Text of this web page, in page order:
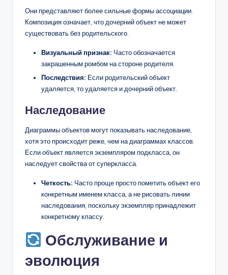
Они представляют более сильные формы ассоциации.
Композиция означает, что дочерний объект не может
существовать без родительского.
Визуальный признак: Часто обозначается
закрашенным ромбом на стороне родителя.
Последствия: Если родительский объект
удаляется, то удаляется и дочерний объект.
Наследование
Диаграммы объектов могут показывать наследование,
хотя это происходит реже, чем на диаграммах классов.
Если объект является экземпляром подкласса, он
наследует свойства от суперкласса.
Четкость: Часто проще просто пометить объект его
конкретным именем класса, а не рисовать линии
наследования, поскольку экземпляр принадлежит
конкретному классу.
Обслуживание и
эволюция